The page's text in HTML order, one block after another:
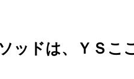
ッドは、ＹＳこ